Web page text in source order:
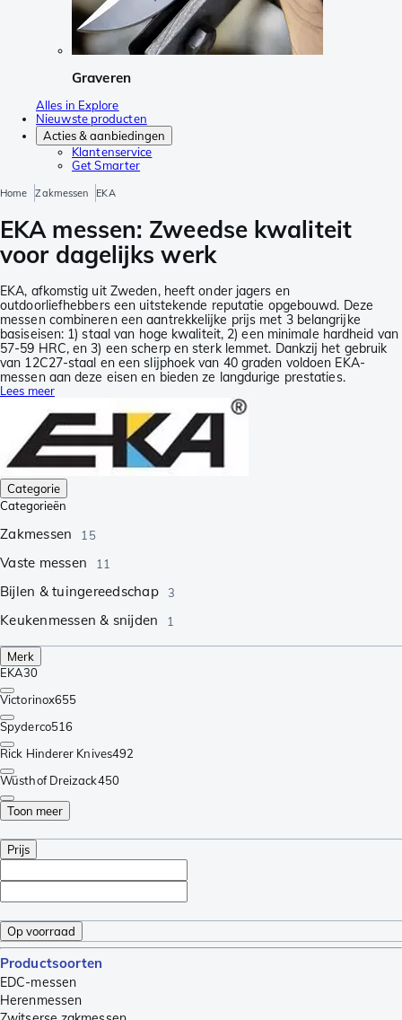
Graveren
Alles in Explore
Nieuwste producten
Acties & aanbiedingen
Klantenservice
Get Smarter
Home Zakmessen EKA
EKA messen: Zweedse kwaliteit
voor dagelijks werk
EKA, afkomstig uit Zweden, heeft onder jagers en
outdoorliefhebbers een uitstekende reputatie opgebouwd. Deze
messen combineren een aantrekkelijke prijs met 3 belangrijke
basiseisen: 1) staal van hoge kwaliteit, 2) een minimale hardheid van
57-59 HRC, en 3) een scherp en sterk lemmet. Dankzij het gebruik
van 12C27-staal en een slijphoek van 40 graden voldoen EKA-
messen aan deze eisen en bieden ze langdurige prestaties.
Lees meer
Categorie
Categorieën
Zakmessen 15
Vaste messen 11
Bijlen & tuingereedschap 3
Keukenmessen & snijden 1
Merk
EKA30
Victorinox655
Spyderco516
Rick Hinderer Knives492
Wüsthof Dreizack450
Toon meer
Prijs
Op voorraad
Productsoorten
EDC-messen
Herenmessen